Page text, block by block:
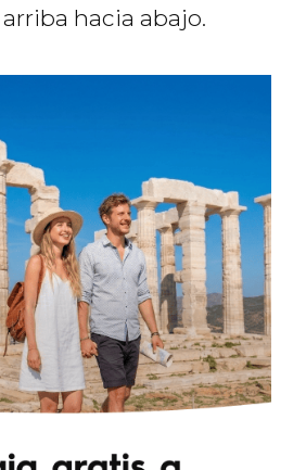
hacia abajo.